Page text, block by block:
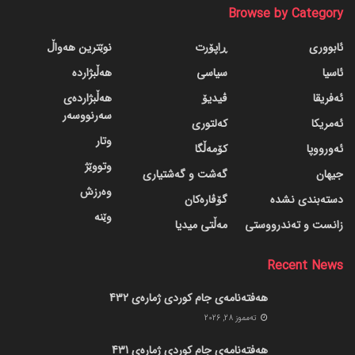
Browse by Category
ئابووری
ئاسیا
ئەفریقا
ئەمریکا
ئەورووپا
جیهان
دسته‌بندی نشده
زانست و تەندرووستی
ڕاپۆرت
سیاسی
ڤیدیۆ
کەلتوری
کۆمەڵگا
گه‌شت و گه‌شتیاری
گۆڤاره‌کان
مەڵتی میدیا
نوێترین هەواڵ
هەڵبژاردە
هەڵبژاردەی
سەرنووسەر
وتار
وتووێژ
وەرزش
وێنە
Recent News
هەفتەنامەی جام کوردی ژمارەی 432
ته‌مموز 28, 2026
هەفتەنامەی جام کوردی ژمارەی 431